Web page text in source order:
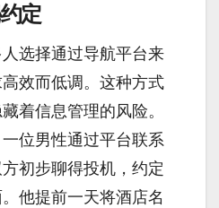
定
选择通过导航平台来
效而低调。这种方式
着信息管理的风险。
位男性通过平台联系
初步聊得投机，约定
他提前一天将酒店名